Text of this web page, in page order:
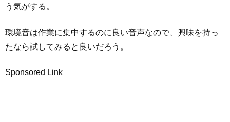
う気がする。
環境音は作業に集中するのに良い音声なので、興味を持っ
たなら試してみると良いだろう。
Sponsored Link